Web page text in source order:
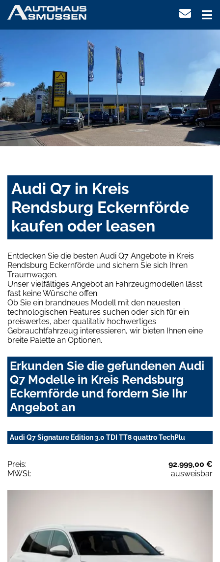
Audi Q7 in Kreis
Rendsburg Eckernförde
kaufen oder leasen
Entdecken Sie die besten Audi Q7 Angebote in Kreis
Rendsburg Eckernförde und sichern Sie sich Ihren
Traumwagen.
Unser vielfältiges Angebot an Fahrzeugmodellen lässt
fast keine Wünsche offen.
Ob Sie ein brandneues Modell mit den neuesten
technologischen Features suchen oder sich für ein
preiswertes, aber qualitativ hochwertiges
Gebrauchtfahrzeug interessieren, wir bieten Ihnen eine
breite Palette an Optionen.
Erkunden Sie die gefundenen Audi
Q7 Modelle in Kreis Rendsburg
Eckernförde und fordern Sie Ihr
Angebot an
Audi Q7 Signature Edition 3.0 TDI TT8 quattro TechPlu
Preis:
92.999,00 €
MWSt:
ausweisbar